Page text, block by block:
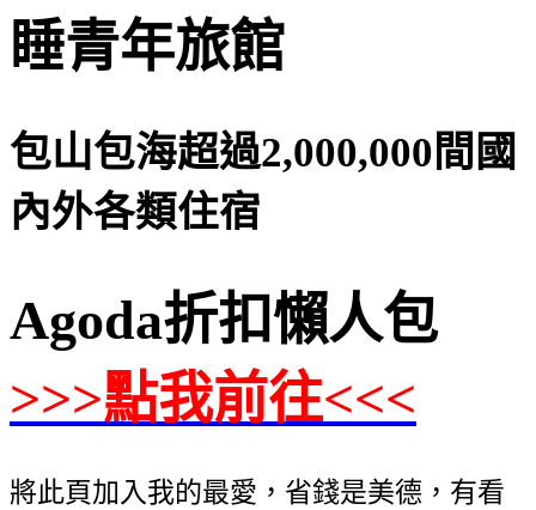
睡青年旅館
包山包海超過2,000,000間國
內外各類住宿
Agoda折扣懶人包
>>>點我前往<<<
將此頁加入我的最愛，省錢是美德，有看